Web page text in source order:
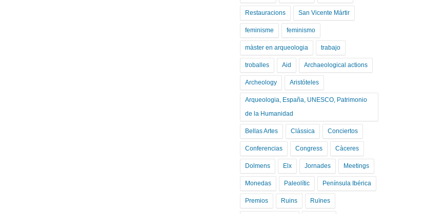
Restauracions San Vicente Mártir
feminisme feminismo
màster en arqueologia trabajo
troballes Aid Archaeological actions
Archeology Aristóteles
Arqueologia, España, UNESCO, Patrimonio
de la Humanidad
Bellas Artes Clássica Conciertos
Conferencias Congress Càceres
Dolmens Elx Jornades Meetings
Monedas Paleolític Península Ibérica
Premios Ruins Ruïnes